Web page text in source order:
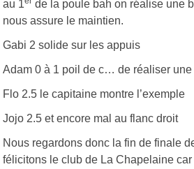
au 1
de la poule bah on réalise une
nous assure le maintien.
Gabi 2 solide sur les appuis
Adam 0 à 1 poil de c… de réaliser une
Flo 2.5 le capitaine montre l’exemple
Jojo 2.5 et encore mal au flanc droit
Nous regardons donc la fin de finale
félicitons le club de La Chapelaine